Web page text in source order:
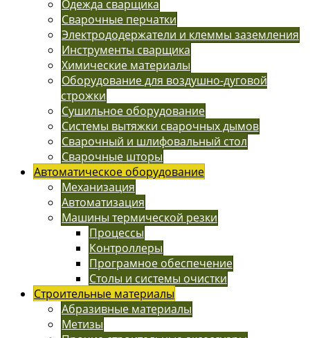
Одежда сварщика
Сварочные перчатки
Электрододержатели и клеммы заземления
Инструменты сварщика
Химические материалы
Оборудование для воздушно-дуговой
строжки
Сушильное оборудование
Системы вытяжки сварочных дымов
Сварочный и шлифовальный стол
Сварочные шторы
Автоматическое оборудование
Механизация
Автоматизация
Машины термической резки
Процессы
Контроллеры
Програмное обеспечение
Столы и системы очистки
Строительные материалы
Абразивные материалы
Метизы